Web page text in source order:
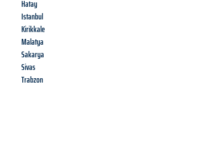
Hatay
Istanbul
Kirikkale
Malatya
Sakarya
Sivas
Trabzon